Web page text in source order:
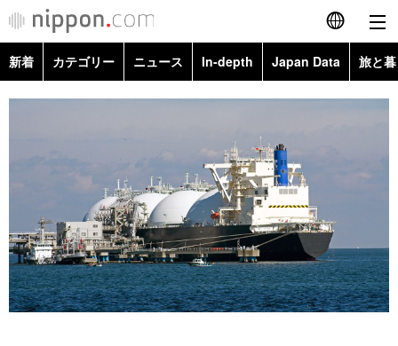
English
繁體字
Français
Español
العربية
カテゴリー
政治・外交
経済・ビジネス
ニュース
トップ
In-depth
新着 カテゴリー ニュース In-depth Japan Data 旅と
政治・外交
国際・海外
社会
文化
Topics
東京
お知らせ